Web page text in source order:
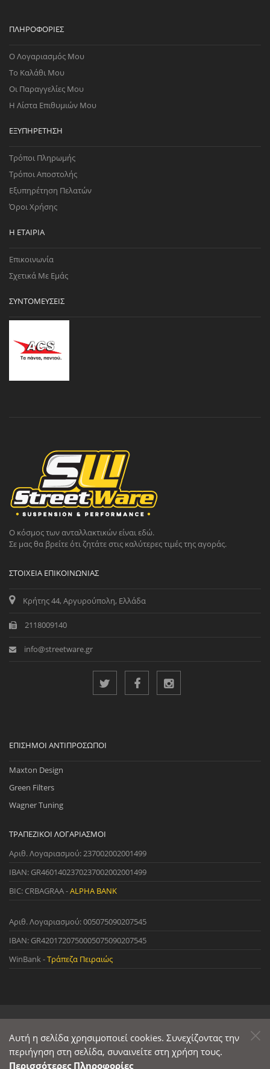
ΠΛΗΡΟΦΟΡΊΕΣ
Ο Λογαριασμός Μου
Το Καλάθι Μου
Οι Παραγγελίες Μου
Η Λίστα Επιθυμιών Μου
ΕΞΥΠΗΡΈΤΗΣΗ
Τρόποι Πληρωμής
Τρόποι Αποστολής
Εξυπηρέτηση Πελατών
Όροι Χρήσης
Η ΕΤΑΙΡΊΑ
Επικοινωνία
Σχετικά Με Εμάς
ΣΥΝΤΟΜΕΎΣΕΙΣ
Ο κόσμος των ανταλλακτικών είναι εδώ.
Σε μας θα βρείτε ότι ζητάτε στις καλύτερες τιμές της αγοράς.
ΣΤΟΙΧΕΊΑ ΕΠΙΚΟΙΝΩΝΊΑΣ
Κρήτης 44, Αργυρούπολη, Ελλάδα
2118009140
info@streetware.gr
ΕΠΊΣΗΜΟΙ ΑΝΤΙΠΡΌΣΩΠΟΙ
Maxton Design
Green Filters
Wagner Tuning
ΤΡΑΠΕΖΙΚΟΊ ΛΟΓΑΡΙΑΣΜΟΊ
Αριθ. Λογαριασμού: 237002002001499
IBAN: GR4601402370237002002001499
BIC: CRBAGRAA -ALPHA BANK
Αριθ. Λογαριασμού: 005075090207545
IBAN: GR4201720750005075090207545
WinBank -Τράπεζα Πειραιώς
© 2022 StreetWare. All Rights Reserved. | Designed and Developedby
Primesoft&CodeCave
Αυτή η σελίδα χρησιμοποιεί cookies. Συνεχίζοντας την
περιήγηση στη σελίδα, συναινείτε στη χρήση τους.
Περισσότερες Πληροφορίες